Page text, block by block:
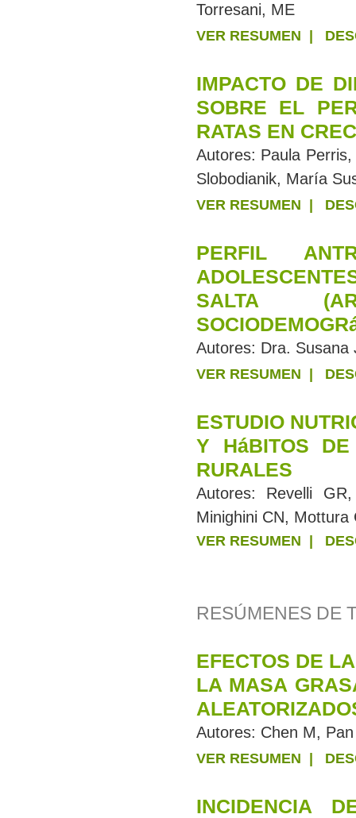
Torresani, ME
VER RESUMEN
IMPACTO DE
SOBRE EL
RATAS EN
Autores: Paula
Slobodianik, María
VER RESUMEN
PERFIL
SALTA
Autores: Dra. Susana
VER RESUMEN
ESTUDIO
Y HáBITOS DE
RURALES
Autores: Revelli
Minighini CN, Mottura
VER RESUMEN
RESÚMENES DE
EFECTOS DE
LA MASA
Autores: Chen M,
VER RESUMEN
INCIDENCIA